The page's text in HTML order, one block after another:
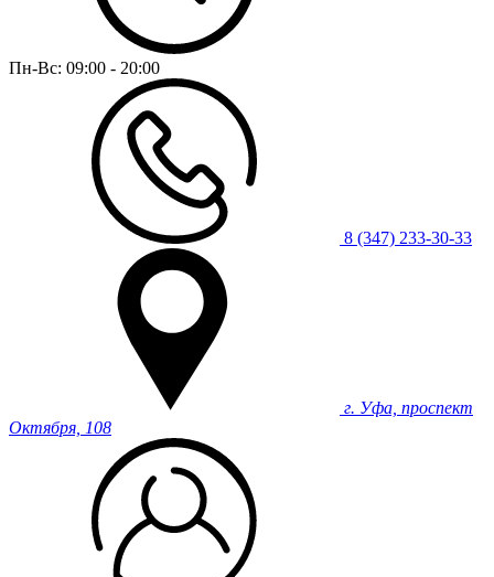
Пн-Вс: 09:00 - 20:00
8 (347) 233-30-33
г. Уфа, проспект
Октября, 108